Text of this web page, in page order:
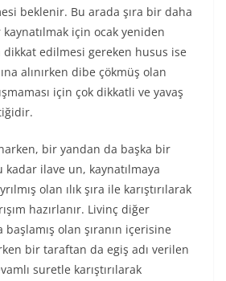
beklenir. Bu arada şıra bir daha
için ocak yeniden
dikkat edilmesi gereken husus ise
alınırken dibe çökmüş olan
için çok dikkatli ve yavaş
bir yandan da başka bir
kadar ilave un, kaynatılmaya
olan ılık şıra ile karıştırılarak
hazırlanır. Livinç diğer
olan şıranın içerisine
bir taraftan da egiş adı verilen
suretle karıştırılarak